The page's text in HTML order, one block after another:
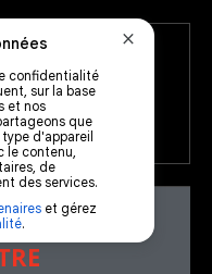
ÉCOUTEZ-
NOUSaussi
sur..
NOTRE